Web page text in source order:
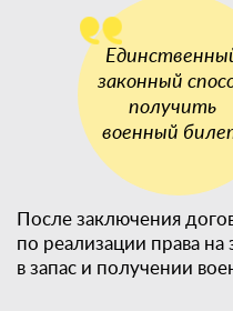
После заключения
по реализации права
в запас и получении